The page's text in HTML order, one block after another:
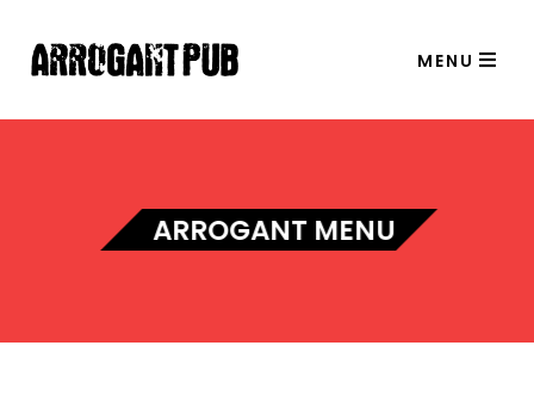
MENU
ARROGANT MENU